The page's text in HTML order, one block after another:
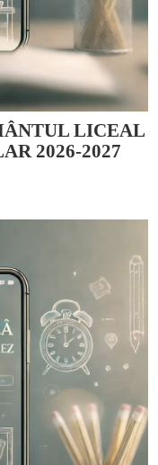
LICEAL
2026-2027